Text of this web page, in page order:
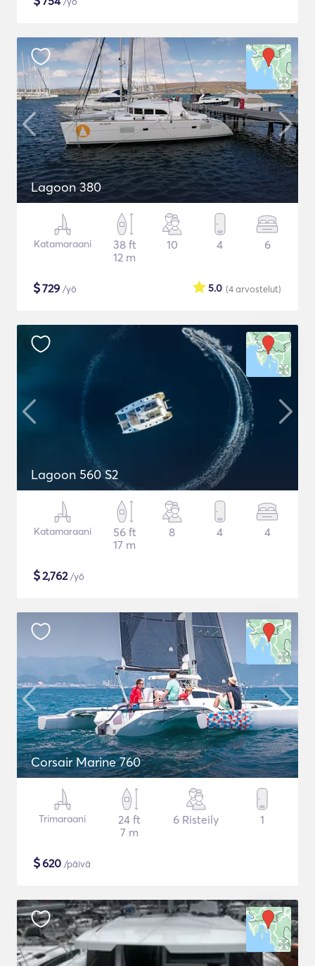
Lagoon 380
Katamaraani
38 ft
12 m
10 4 6
$729 /yö (4arvostelut)
5.0
Lagoon 560 S2
Katamaraani
56 ft
17 m
8 4 4
$2,762/yö
Corsair Marine 760
Trimaraani
24 ft
7 m
6 Risteily 1
$620 /päivä